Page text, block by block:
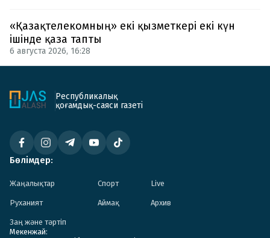
«Қазақтелекомның» екі қызметкері екі күн
ішінде қаза тапты
6 августа 2026, 16:28
Республикалық
қоғамдық-саяси газеті
Бөлімдер:
Жаңалықтар Спорт Live
Руханият Аймақ Архив
Заң және тәртіп
Мекенжай: